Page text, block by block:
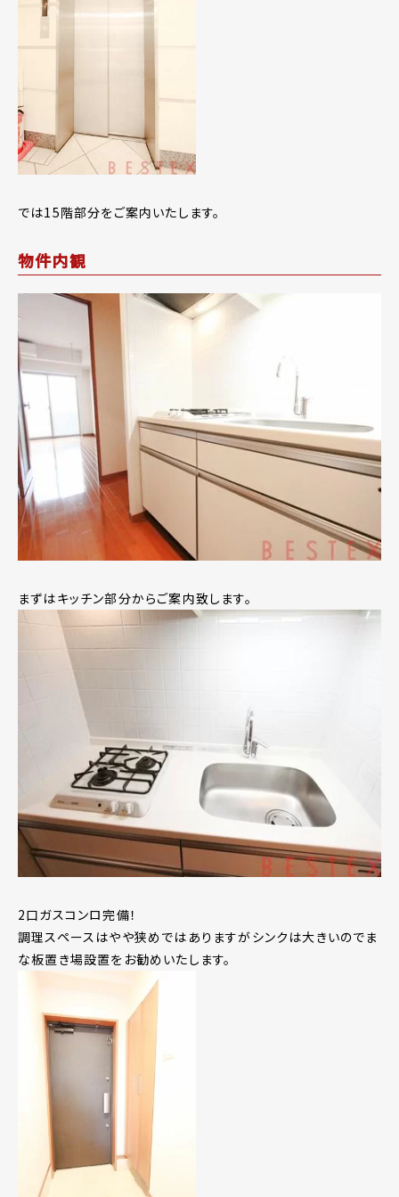
では15階部分をご案内いたします。
物件内観
まずはキッチン部分からご案内致します。
2口ガスコンロ完備！
調理スペースはやや狭めではありますがシンクは大きいのでま
な板置き場設置をお勧めいたします。